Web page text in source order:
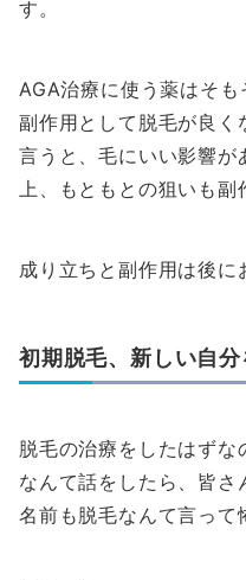
す。
AGA治療に使う薬はそ
副作用として脱毛が良く
言うと、毛にいい影響が
上、もともとの狙いも副
成り立ちと副作用は後に
初期脱毛、新しい自
脱毛の治療をしたはずな
なんて話をしたら、皆さ
名前も脱毛なんて言って